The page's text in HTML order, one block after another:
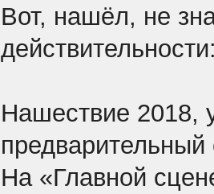
Вот, нашёл, не
Нашествие 2018,
предварительный
На «Главной